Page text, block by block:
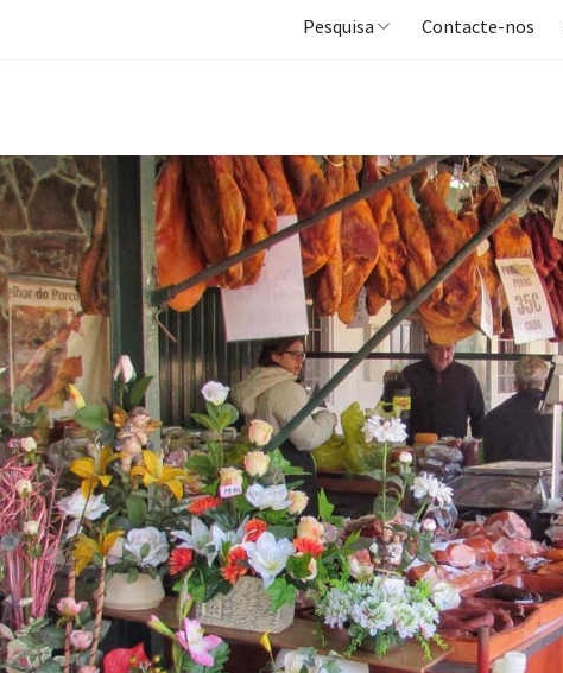
Pesquisa Contacte-nos